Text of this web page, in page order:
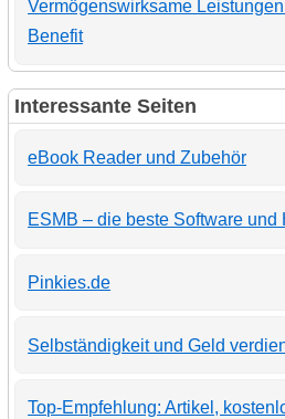
Vermögenswirksame
Benefit
Interessante Seiten
eBook Reader und Zubehör
ESMB – die beste Software und
Pinkies.de
Selbständigkeit und Geld
Top-Empfehlung: Artikel,